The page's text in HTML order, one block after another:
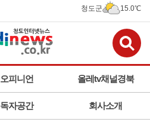
청도군 15.0℃
오피니언 올레tv채널경북
독자공간 회사소개